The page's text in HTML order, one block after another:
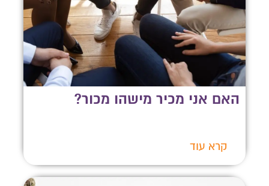
האם אני מכיר מישהו מכור?
קרא עוד